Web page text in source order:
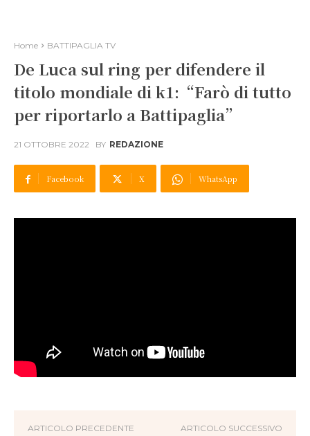
Home BATTIPAGLIA TV
De Luca sul ring per difendere il
titolo mondiale di k1:“Farò di tutto
per riportarlo a Battipaglia”
21 OTTOBRE 2022 BY REDAZIONE
Facebook X WhatsApp
ARTICOLO PRECEDENTE ARTICOLO SUCCESSIVO